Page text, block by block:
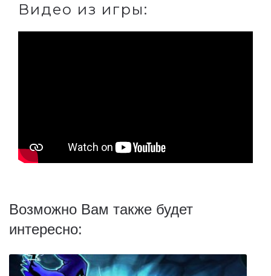
Видео из игры:
Возможно Вам также будет
интересно: